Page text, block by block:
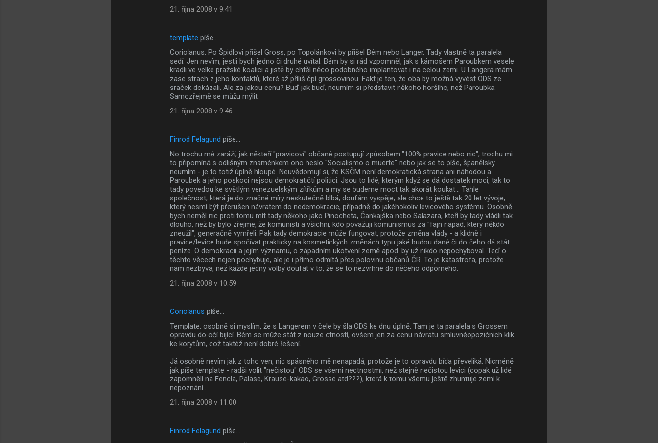
21. října 2008 v 9:41
template píše…
Coriolanus: Po Špidlovi přišel Gross, po Topolánkovi by přišel Bém nebo Langer. Tady vlastně ta paralela
sedí. Jen nevím, jestli bych jedno či druhé uvítal. Bém by si rád vzpomněl, jak s kámošem Paroubkem vesele
kradli ve velké pražské koalici a jistě by chtěl něco podobného implantovat i na celou zemi. U Langera mám
zase strach z jeho kontaktů, které až příliš čpí grossovinou. Fakt je ten, že oba by možná vyvést ODS ze
sraček dokázali. Ale za jakou cenu? Buď jak buď, neumím si představit někoho horšího, než Paroubka.
Samozřejmě se můžu mýlit.
21. října 2008 v 9:46
Finrod Felagund píše…
No trochu mě zaráží, jak někteří "pravicoví" občané postupují způsobem "100% pravice nebo nic", trochu mi
to připomíná s odlišným znaménkem ono heslo "Socialismo o muerte" nebo jak se to píše, španělsky
neumím - je to totiž úplně hloupé. Neuvědomují si, že KSČM není demokratická strana ani náhodou a
Paroubek a jeho poskoci nejsou demokratičtí politici. Jsou to lidé, kterým když se dá dostatek moci, tak to
tady povedou ke světlým venezuelským zítřkům a my se budeme moct tak akorát koukat... Tahle
společnost, která je do značné míry neskutečně blbá, doufám vyspěje, ale chce to ještě tak 20 let vývoje,
který nesmí být přerušen návratem do nedemokracie, případně do jakéhokoliv levicového systému. Osobně
bych neměl nic proti tomu mít tady někoho jako Pinocheta, Čankajška nebo Salazara, kteří by tady vládli tak
dlouho, než by bylo zřejmé, že komunisti a všichni, kdo považují komunismus za "fajn nápad, který někdo
zneužil", generačně vymřeli. Pak tady demokracie může fungovat, protože změna vlády - a klidně i
pravice/levice bude spočívat prakticky na kosmetických změnách typu jaké budou daně či do čeho dá stát
peníze. O demokracii a jejím významu, o západním ukotvení země apod. by už nikdo nepochyboval. Teď o
těchto věcech nejen pochybuje, ale je i přímo odmítá přes polovinu občanů ČR. To je katastrofa, protože
nám nezbývá, než každé jedny volby doufat v to, že se to nezvrhne do něčeho odporného.
21. října 2008 v 10:59
Coriolanus píše…
Template: osobně si myslím, že s Langerem v čele by šla ODS ke dnu úplně. Tam je ta paralela s Grossem
opravdu do očí bijící. Bém se může stát z nouze ctností, ovšem jen za cenu návratu smluvněopozičních klik
ke korytům, což taktéž není dobré řešení.
Já osobně nevím jak z toho ven, nic spásného mě nenapadá, protože je to opravdu bída převeliká. Nicméně
jak píše template - radši volit "nečistou" ODS se všemi nectnostmi, než stejně nečistou levici (copak už lidé
zapomněli na Fencla, Palase, Krause-kakao, Grosse atd???), která k tomu všemu ještě zhuntuje zemi k
nepoznání...
21. října 2008 v 11:00
Finrod Felagund píše…